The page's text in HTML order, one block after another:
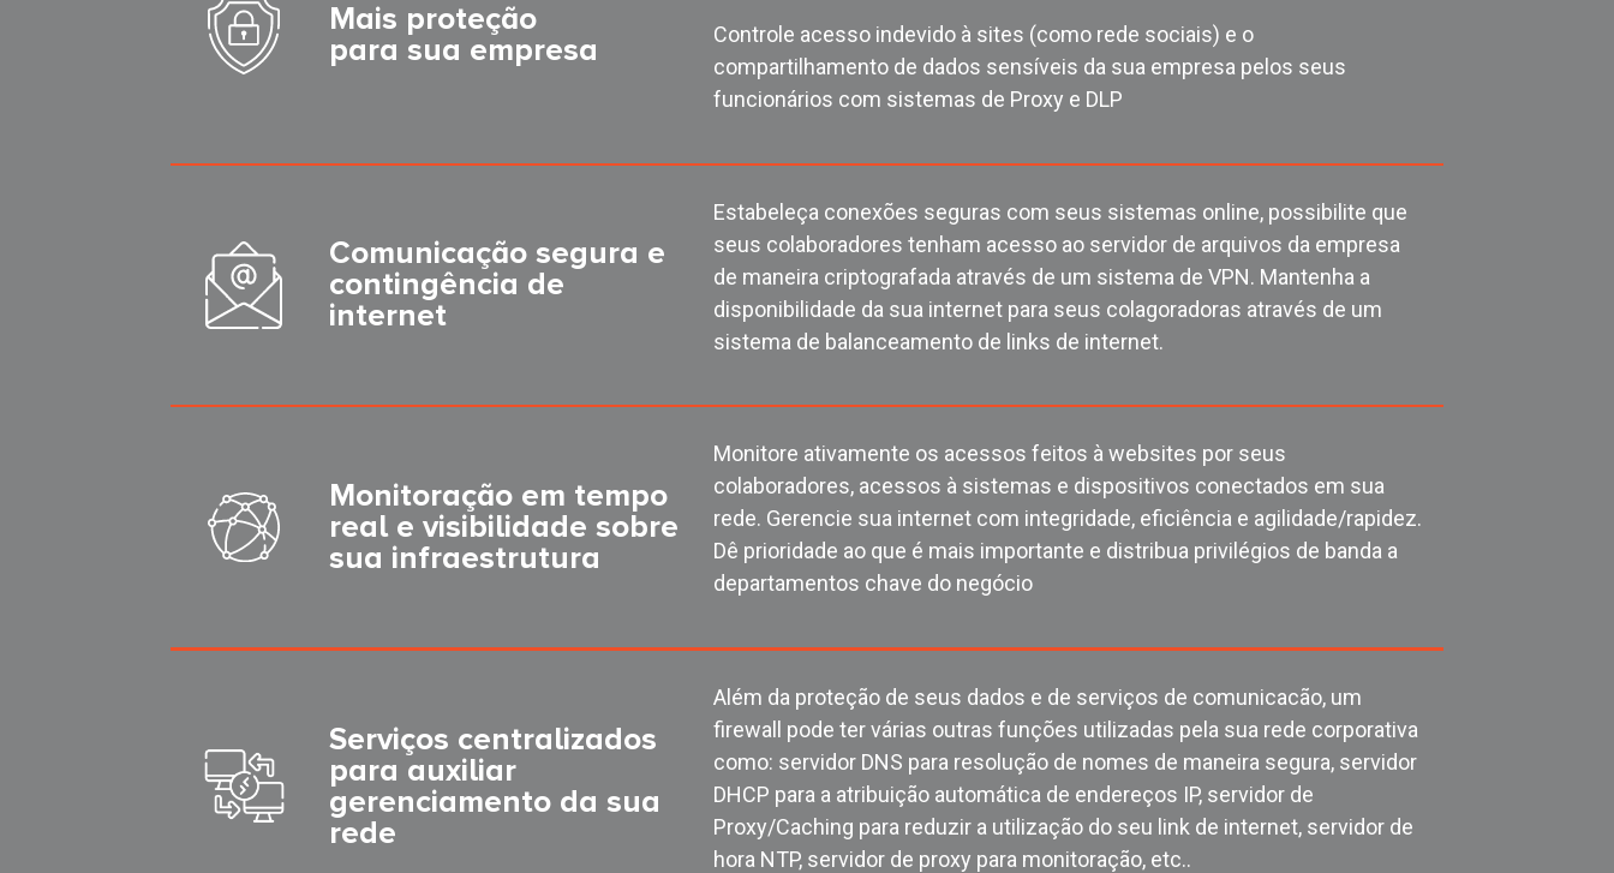
Mais proteção
para sua empresa
Controle acesso indevido à sites (como rede sociais) e o
compartilhamento de dados sensíveis da sua empresa pelos seus
funcionários com sistemas de Proxy e DLP
Comunicação segura e
contingência de
internet
Estabeleça conexões seguras com seus sistemas online, possibilite que
seus colaboradores tenham acesso ao servidor de arquivos da empresa
de maneira criptografada através de um sistema de VPN. Mantenha a
disponibilidade da sua internet para seus colagoradoras através de um
sistema de balanceamento de links de internet.
Monitoração em tempo
real e visibilidade sobre
sua infraestrutura
Monitore ativamente os acessos feitos à websites por seus
colaboradores, acessos à sistemas e dispositivos conectados em sua
rede. Gerencie sua internet com integridade, eficiência e agilidade/rapidez.
Dê prioridade ao que é mais importante e distribua privilégios de banda a
departamentos chave do negócio
Serviços centralizados
para auxiliar
gerenciamento da sua
rede
Além da proteção de seus dados e de serviços de comunicacão, um
firewall pode ter várias outras funções utilizadas pela sua rede corporativa
como: servidor DNS para resolução de nomes de maneira segura, servidor
DHCP para a atribuição automática de endereços IP, servidor de
Proxy/Caching para reduzir a utilização do seu link de internet, servidor de
hora NTP, servidor de proxy para monitoração, etc..